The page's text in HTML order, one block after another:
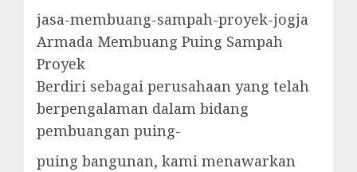
jasa-membuang-sampah-proyek-jogja
Armada Membuang Puing Sampah
Proyek
Berdiri sebagai perusahaan yang telah
berpengalaman dalam bidang
pembuangan puing-
puing bangunan, kami menawarkan